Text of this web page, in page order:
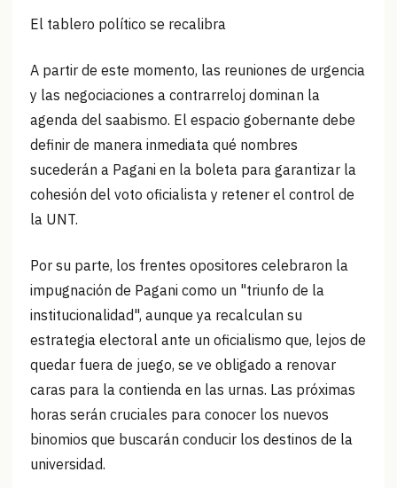
El tablero político se recalibra
A partir de este momento, las reuniones de urgencia
y las negociaciones a contrarreloj dominan la
agenda del saabismo. El espacio gobernante debe
definir de manera inmediata qué nombres
sucederán a Pagani en la boleta para garantizar la
cohesión del voto oficialista y retener el control de
la UNT.
Por su parte, los frentes opositores celebraron la
impugnación de Pagani como un "triunfo de la
institucionalidad", aunque ya recalculan su
estrategia electoral ante un oficialismo que, lejos de
quedar fuera de juego, se ve obligado a renovar
caras para la contienda en las urnas. Las próximas
horas serán cruciales para conocer los nuevos
binomios que buscarán conducir los destinos de la
universidad.